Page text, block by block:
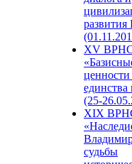
развития
XV
единства
(25-
XIX
судьбы